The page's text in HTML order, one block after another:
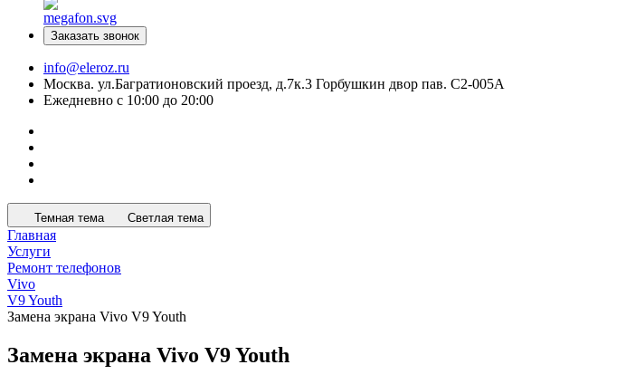
Заказать звонок
info@eleroz.ru
Москва. ул.Багратионовский проезд, д.7к.3 Горбушкин двор пав. C2-005A
Ежедневно с 10:00 до 20:00
Темная тема Светлая тема
Главная
Услуги
Ремонт телефонов
Vivo
V9 Youth
Замена экрана Vivo V9 Youth
Замена экрана Vivo V9 Youth